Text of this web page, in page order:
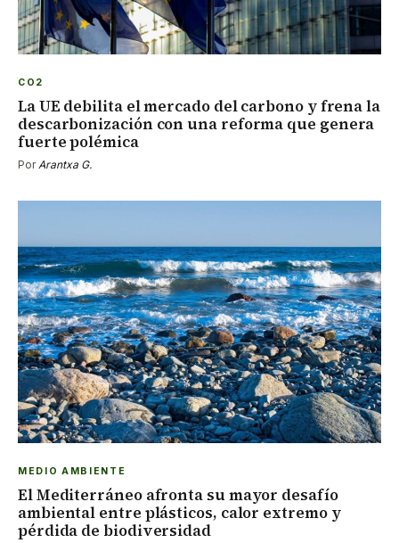
CO2
La UE debilita el mercado del carbono y frena la
descarbonización con una reforma que genera
fuerte polémica
Por Arantxa G.
MEDIO AMBIENTE
El Mediterráneo afronta su mayor desafío
ambiental entre plásticos, calor extremo y
pérdida de biodiversidad